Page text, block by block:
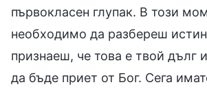
първокласен глупак. В този
необходимо да разбереш
признаеш, че това е твой дълг
да бъде приет от Бог. Сега